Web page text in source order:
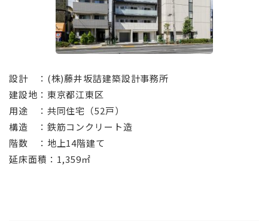
設計 ：(株)藤井坂詰建築設計事務所
建設地：東京都江東区
用途 ：共同住宅（52戸）
構造 ：鉄筋コンクリート造
階数 ：地上14階建て
延床面積：1,359㎡